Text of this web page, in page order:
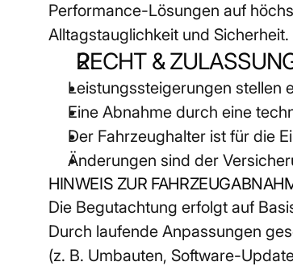
Performance-Lösungen auf
Alltagstauglichkeit und Sicherheit.
RECHT &
Leistungssteigerungen stellen
Eine Abnahme durch eine
Der Fahrzeughalter ist für die
Änderungen sind der
HINWEIS ZUR
Die Begutachtung erfolgt auf
Durch laufende Anpassungen
(z. B. Umbauten, Software-